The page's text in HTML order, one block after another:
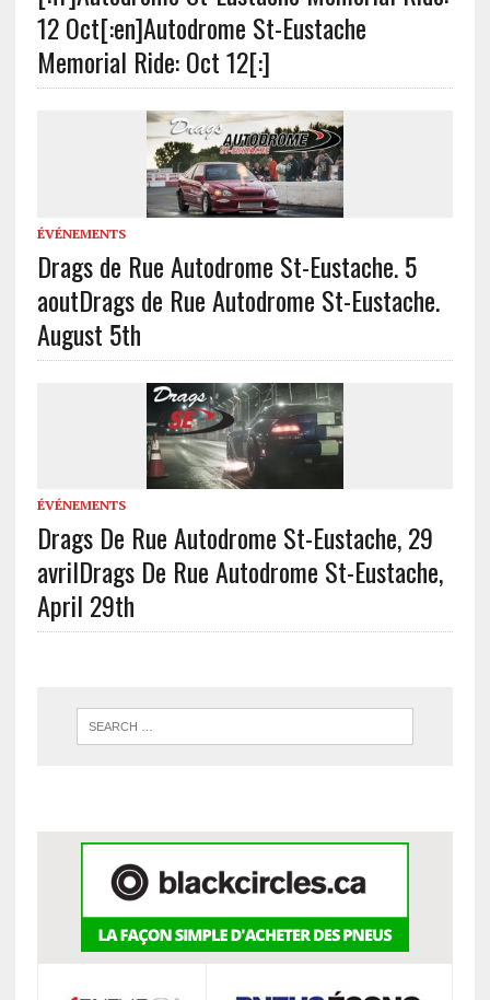
12 Oct[:en]Autodrome St-Eustache
Memorial Ride: Oct 12[:]
ÉVÉNEMENTS
Drags de Rue Autodrome St-Eustache. 5
aoutDrags de Rue Autodrome St-Eustache.
August 5th
ÉVÉNEMENTS
Drags De Rue Autodrome St-Eustache, 29
avrilDrags De Rue Autodrome St-Eustache,
April 29th